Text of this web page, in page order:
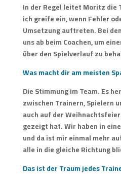
In der Regel leitet Moritz die
ich greife ein, wenn Fehler
Umsetzung auftreten. Bei
uns ab beim Coachen, um
über den Spielverlauf zu
Was macht dir am meisten
Die Stimmung im Team. Es
zwischen Trainern, Spielern
auch auf der
gezeigt hat. Wir haben in
und da ist mir einmal mehr
alle in die gleiche Richtung
Das ist der Traum jedes